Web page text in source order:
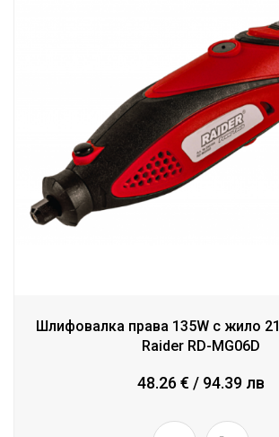
Шлифовалка права 135W с жило
Raider RD-MG06D
48.26 € / 94.39 лв